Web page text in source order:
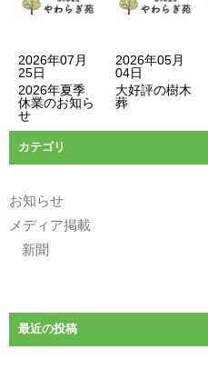
2026年07月
25日
2026年夏季
休業のお知ら
せ
2026年05月
04日
大好評の樹木
葬
カテゴリ
お知らせ
メディア掲載
新聞
最近の投稿